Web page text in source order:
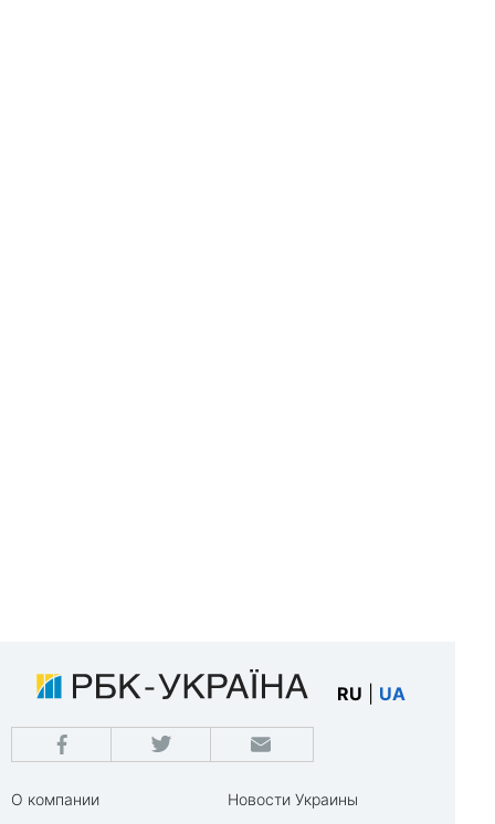
RU UA
О компании
Новости Украины